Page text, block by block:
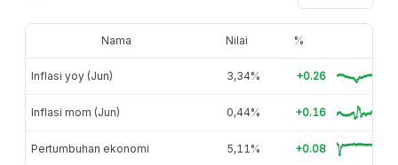
Nama Nilai %
Inflasi yoy (Jun) 3,34% +0.26
Inflasi mom (Jun) 0,44% +0.16
Pertumbuhan ekonomi 5,11% +0.08